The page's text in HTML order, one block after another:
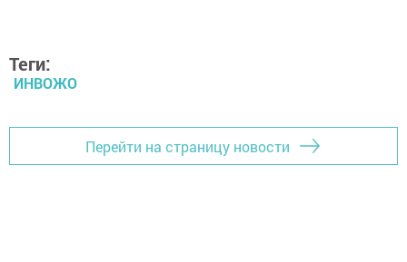
Теги:
ИНВОЖО
Перейти на страницу новости